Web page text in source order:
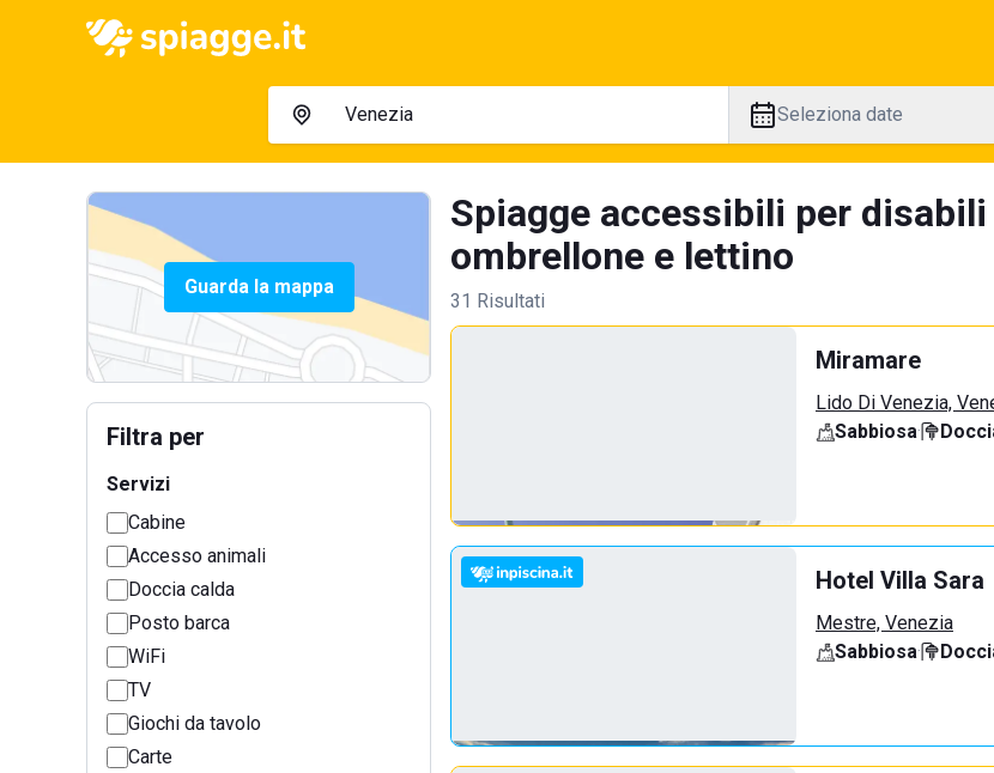
Seleziona date
Guarda la mappa
Filtra per
Servizi
Cabine
Accesso animali
Doccia calda
Posto barca
WiFi
TV
Giochi da tavolo
Carte
Spiagge accessibili per
ombrellone e lettino
31 Risultati
Miramare
Lido Di Venezia,
Sabbiosa·
Hotel Villa Sara
Mestre, Venezia
Sabbiosa·